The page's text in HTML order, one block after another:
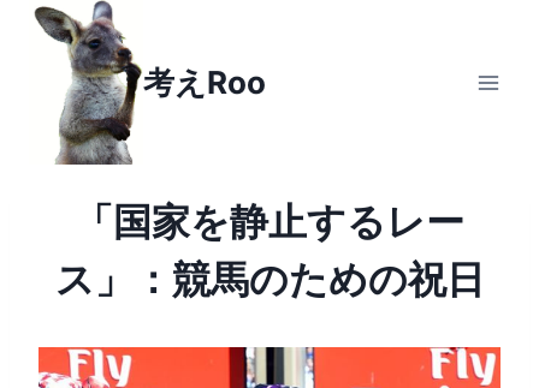
Skip
content
考えRoo
「国家を静止するレー
ス」：競馬のための祝日